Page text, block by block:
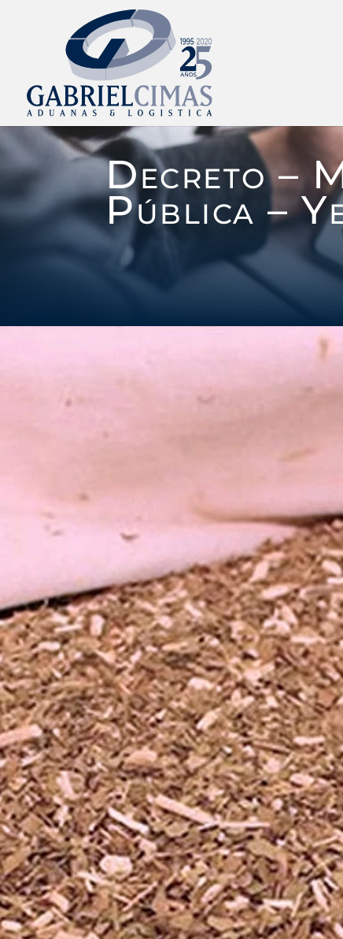
Decreto –
Pública –